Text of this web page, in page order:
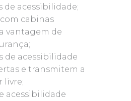
de acessibilidade;
cabinas
vantagem de
de acessibilidade
e transmitem a
livre;
acessibilidade